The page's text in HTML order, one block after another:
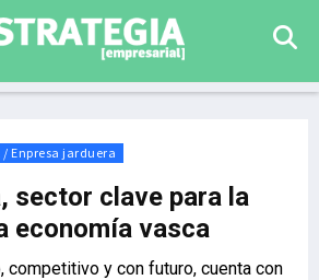
Enpresa jarduera
sector clave para la
economía vasca
competitivo y con futuro, cuenta con